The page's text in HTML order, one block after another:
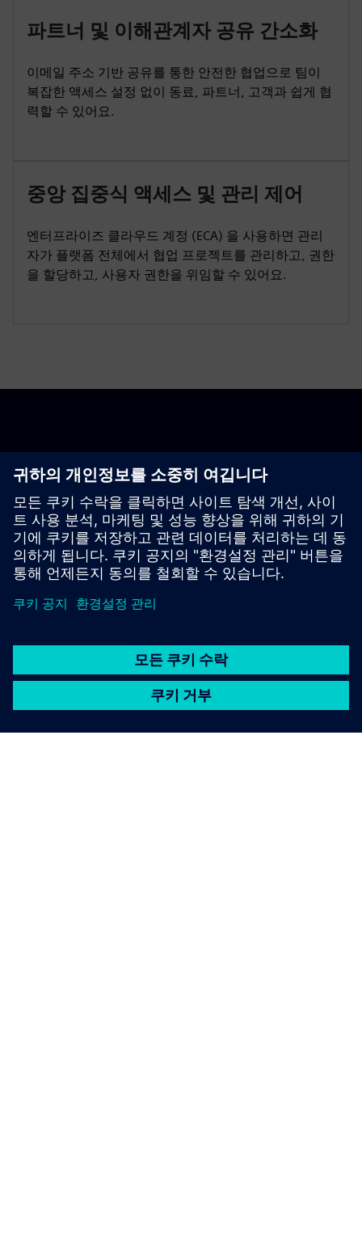
파트너 및 이해관계자 공유 간소화
이메일 주소 기반 공유를 통한 안전한 협업으로 팀이
복잡한 액세스 설정 없이 동료, 파트너, 고객과 쉽게 협
력할 수 있어요.
중앙 집중식 액세스 및 관리 제어
엔터프라이즈 클라우드 계정 (ECA) 을 사용하면 관리
자가 플랫폼 전체에서 협업 프로젝트를 관리하고, 권한
을 할당하고, 사용자 권한을 위임할 수 있어요.
시작하기
고객문의